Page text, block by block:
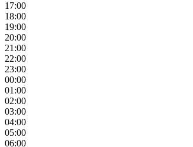
17:00
18:00
19:00
20:00
21:00
22:00
23:00
00:00
01:00
02:00
03:00
04:00
05:00
06:00